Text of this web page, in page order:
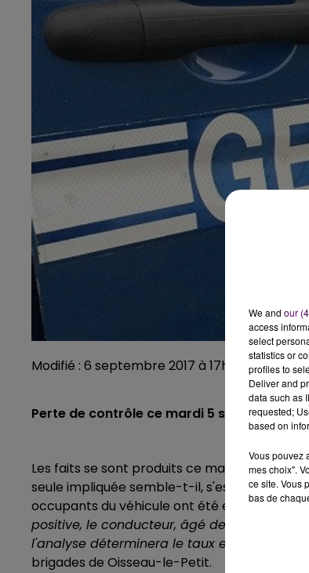
Modifié : 6 septembre 2017 à 17h10 par
Perte de contrôle ce mardi 5 septembre
Les faits se sont produits ce mardi 5
seule impliquée semble-t-il, s'est
occupants du véhicule ont été emmenés
positive, le conducteur, âgé de 19 ans et
l'analyse déterminera le taux exact"
brigades de Oisseau-le-Petit.
We and our
access
select
statistics or
profiles to
Deliver and
data such as
requested;
based on
Vous pouvez
mes choix".
ce site. Vous
bas de